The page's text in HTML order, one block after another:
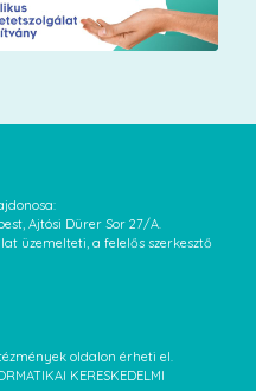
Ajtósi Dürer Sor 27/A.
üzemelteti, a felelős szerkesztő
oldalon érheti el.
KERESKEDELMI